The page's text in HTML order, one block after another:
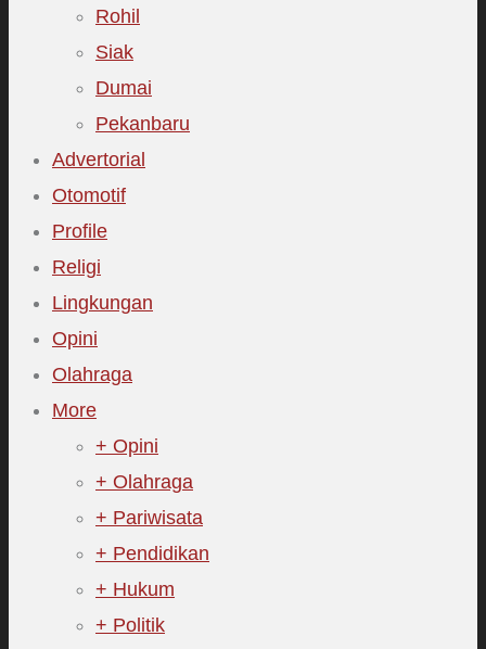
Rohil
Siak
Dumai
Pekanbaru
Advertorial
Otomotif
Profile
Religi
Lingkungan
Opini
Olahraga
More
+ Opini
+ Olahraga
+ Pariwisata
+ Pendidikan
+ Hukum
+ Politik